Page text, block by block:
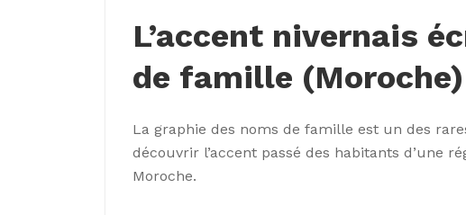
L’accent nivernais
de famille (Moroche)
La graphie des noms de famille est un des
découvrir l’accent passé des habitants d’une
Moroche.